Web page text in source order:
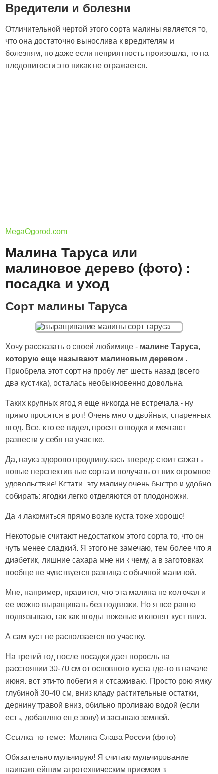
Вредители и болезни
Отличительной чертой этого сорта малины является то,
что она достаточно вынослива к вредителям и
болезням, но даже если неприятность произошла, то на
плодовитости это никак не отражается.
MegaOgorod.com
Малина Таруса или
малиновое дерево (фото) :
посадка и уход
Сорт малины Таруса
Хочу рассказать о своей любимице - малине Таруса,
которую еще называют малиновым деревом .
Приобрела этот сорт на пробу лет шесть назад (всего
два кустика), осталась необыкновенно довольна.
Таких крупных ягод я еще никогда не встречала - ну
прямо просятся в рот! Очень много двойных, спаренных
ягод. Все, кто ее видел, просят отводки и мечтают
развести у себя на участке.
Да, наука здорово продвинулась вперед: стоит сажать
новые перспективные сорта и получать от них огромное
удовольствие! Кстати, эту малину очень быстро и удобно
собирать: ягодки легко отделяются от плодоножки.
Да и лакомиться прямо возле куста тоже хорошо!
Некоторые считают недостатком этого сорта то, что он
чуть менее сладкий. Я этого не замечаю, тем более что я
диабетик, лишние сахара мне ни к чему, а в заготовках
вообще не чувствуется разница с обычной малиной.
Мне, например, нравится, что эта малина не колючая и
ее можно выращивать без подвязки. Но я все равно
подвязываю, так как ягоды тяжелые и клонят куст вниз.
А сам куст не расползается по участку.
На третий год после посадки дает поросль на
расстоянии 30-70 см от основного куста где-то в начале
июня, вот эти-то побеги я и отсаживаю. Просто рою ямку
глубиной 30-40 см, вниз кладу растительные остатки,
дернину травой вниз, обильно проливаю водой (если
есть, добавляю еще золу) и засыпаю землей.
Ссылка по теме: Малина Слава России (фото)
Обязательно мульчирую! Я считаю мульчирование
наиважнейшим агротехническим приемом в